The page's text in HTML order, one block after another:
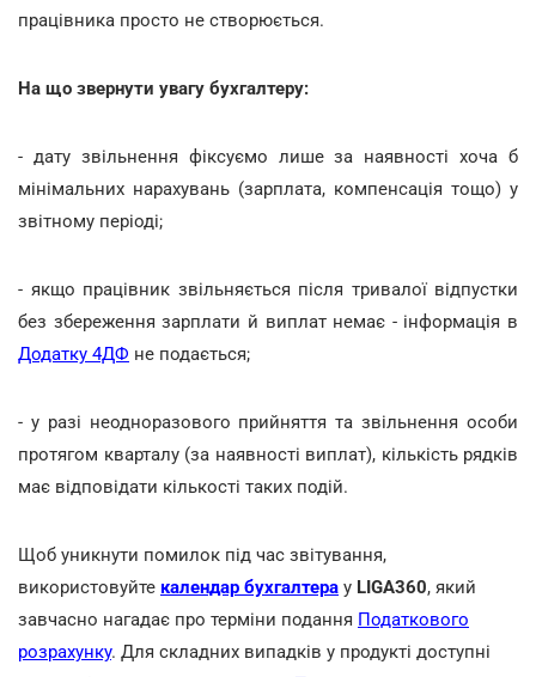
працівника просто не створюється.
На що звернути увагу бухгалтеру:
- дату звільнення фіксуємо лише за наявності хоча б
мінімальних нарахувань (зарплата, компенсація тощо) у
звітному періоді;
- якщо працівник звільняється після тривалої відпустки
без збереження зарплати й виплат немає - інформація в
Додатку 4ДФ не подається;
- у разі неодноразового прийняття та звільнення особи
протягом кварталу (за наявності виплат), кількість рядків
має відповідати кількості таких подій.
Щоб уникнути помилок під час звітування,
використовуйте календар бухгалтера у LIGA360, який
завчасно нагадає про терміни подання Податкового
розрахунку. Для складних випадків у продукті доступні